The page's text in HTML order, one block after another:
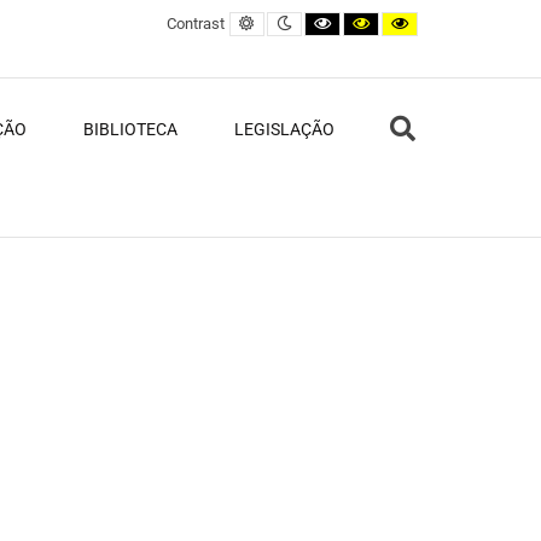
Contrast Default contrast
Night contrast
Black and White contrast
Black and Yellow
Yellow and Black
BIBLIOTECA LEGISLAÇÃO